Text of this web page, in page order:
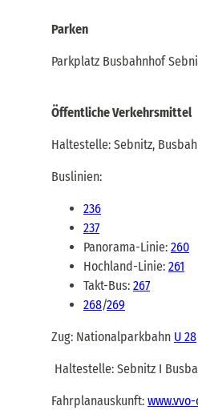
Parken
Parkplatz Busbahnhof
Öffentliche Verkehrsmittel
Haltestelle: Sebnitz,
Buslinien:
236
237
Panorama-Linie: 260
Hochland-Linie: 261
Takt-Bus: 267
268/269
Zug: Nationalparkbahn U 28
Haltestelle: Sebnitz I
Fahrplanauskunft: